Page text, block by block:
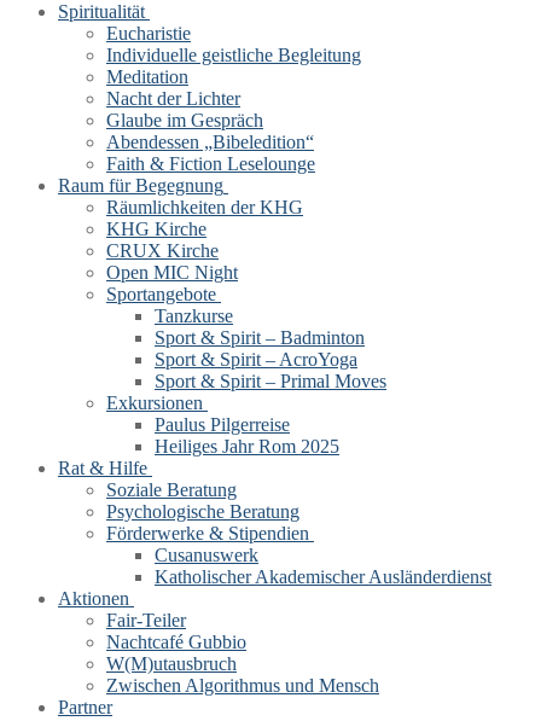
Spiritualität
Eucharistie
Individuelle geistliche Begleitung
Meditation
Nacht der Lichter
Glaube im Gespräch
Abendessen „Bibeledition“
Faith & Fiction Leselounge
Raum für Begegnung
Räumlichkeiten der KHG
KHG Kirche
CRUX Kirche
Open MIC Night
Sportangebote
Tanzkurse
Sport & Spirit – Badminton
Sport & Spirit – AcroYoga
Sport & Spirit – Primal Moves
Exkursionen
Paulus Pilgerreise
Heiliges Jahr Rom 2025
Rat & Hilfe
Soziale Beratung
Psychologische Beratung
Förderwerke & Stipendien
Cusanuswerk
Katholischer Akademischer Ausländerdienst
Aktionen
Fair-Teiler
Nachtcafé Gubbio
W(M)utausbruch
Zwischen Algorithmus und Mensch
Partner